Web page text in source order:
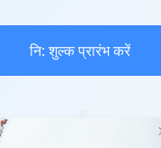
नि: शुल्क प्रारंभ करें